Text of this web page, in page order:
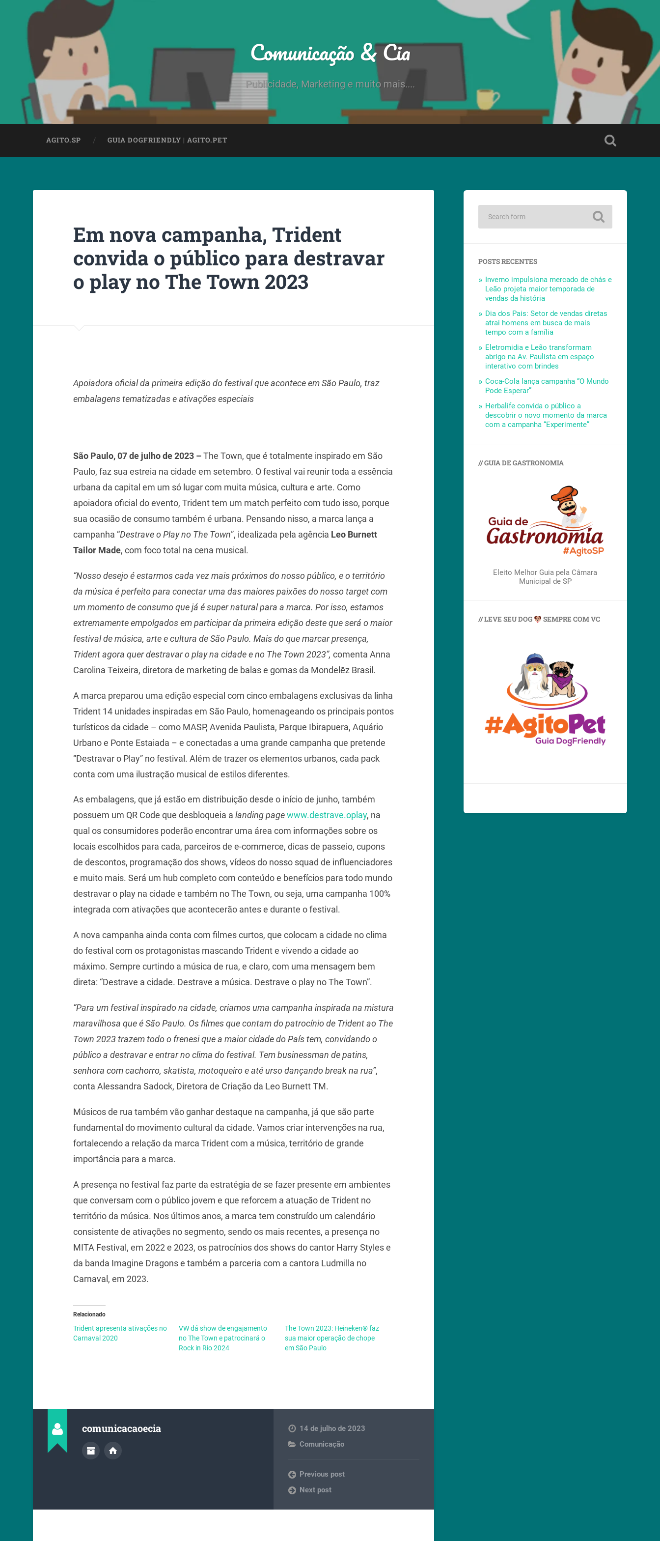
Comunicação & Cia
Publicidade, Marketing e muito mais....
AGITO.SP GUIA DOGFRIENDLY | AGITO.PET
Em nova campanha, Trident
convida o público para destravar
o play no The Town 2023
Apoiadora oficial da primeira edição do festival que acontece em São Paulo, traz
embalagens tematizadas e ativações especiais
São Paulo, 07 de julho de 2023 –The Town, que é totalmente inspirado em São
Paulo, faz sua estreia na cidade em setembro. O festival vai reunir toda a essência
urbana da capital em um só lugar com muita música, cultura e arte. Como
apoiadora oficial do evento, Trident tem um match perfeito com tudo isso, porque
sua ocasião de consumo também é urbana. Pensando nisso, a marca lança a
campanha “Destrave o Play no The Town”, idealizada pela agência Leo Burnett
Tailor Made, com foco total na cena musical.
“Nosso desejo é estarmos cada vez mais próximos do nosso público, e o território
da música é perfeito para conectar uma das maiores paixões do nosso target com
um momento de consumo que já é super natural para a marca. Por isso, estamos
extremamente empolgados em participar da primeira edição deste que será o maior
festival de música, arte e cultura de São Paulo. Mais do que marcar presença,
Trident agora quer destravar o play na cidade e no The Town 2023”, comenta Anna
Carolina Teixeira, diretora de marketing de balas e gomas da Mondelēz Brasil.
A marca preparou uma edição especial com cinco embalagens exclusivas da linha
Trident 14 unidades inspiradas em São Paulo, homenageando os principais pontos
turísticos da cidade – como MASP, Avenida Paulista, Parque Ibirapuera, Aquário
Urbano e Ponte Estaiada – e conectadas a uma grande campanha que pretende
“Destravar o Play” no festival. Além de trazer os elementos urbanos, cada pack
conta com uma ilustração musical de estilos diferentes.
As embalagens, que já estão em distribuição desde o início de junho, também
possuem um QR Code que desbloqueia a landing pagewww.destrave.oplay, na
qual os consumidores poderão encontrar uma área com informações sobre os
locais escolhidos para cada, parceiros de e-commerce, dicas de passeio, cupons
de descontos, programação dos shows, vídeos do nosso squad de influenciadores
e muito mais. Será um hub completo com conteúdo e benefícios para todo mundo
destravar o play na cidade e também no The Town, ou seja, uma campanha 100%
integrada com ativações que acontecerão antes e durante o festival.
A nova campanha ainda conta com filmes curtos, que colocam a cidade no clima
do festival com os protagonistas mascando Trident e vivendo a cidade ao
máximo. Sempre curtindo a música de rua, e claro, com uma mensagem bem
direta: “Destrave a cidade. Destrave a música. Destrave o play no The Town”.
“Para um festival inspirado na cidade, criamos uma campanha inspirada na mistura
maravilhosa que é São Paulo. Os filmes que contam do patrocínio de Trident ao The
Town 2023 trazem todo o frenesi que a maior cidade do País tem, convidando o
público a destravar e entrar no clima do festival. Tem businessman de patins,
senhora com cachorro, skatista, motoqueiro e até urso dançando break na rua”,
conta Alessandra Sadock, Diretora de Criação da Leo Burnett TM.
Músicos de rua também vão ganhar destaque na campanha, já que são parte
fundamental do movimento cultural da cidade. Vamos criar intervenções na rua,
fortalecendo a relação da marca Trident com a música, território de grande
importância para a marca.
A presença no festival faz parte da estratégia de se fazer presente em ambientes
que conversam com o público jovem e que reforcem a atuação de Trident no
território da música. Nos últimos anos, a marca tem construído um calendário
consistente de ativações no segmento, sendo os mais recentes, a presença no
MITA Festival, em 2022 e 2023, os patrocínios dos shows do cantor Harry Styles e
da banda Imagine Dragons e também a parceria com a cantora Ludmilla no
Carnaval, em 2023.
Relacionado
Trident apresenta ativações no
Carnaval 2020
VW dá show de engajamento
no The Town e patrocinará o
Rock in Rio 2024
The Town 2023: Heineken® faz
sua maior operação de chope
em São Paulo
comunicacaoecia
14 de julho de 2023
Comunicação
Previous post
Next post
POSTS RECENTES
Inverno impulsiona mercado de chás e
Leão projeta maior temporada de
vendas da história
Dia dos Pais: Setor de vendas diretas
atrai homens em busca de mais
tempo com a família
Eletromidia e Leão transformam
abrigo na Av. Paulista em espaço
interativo com brindes
Coca-Cola lança campanha “O Mundo
Pode Esperar”
Herbalife convida o público a
descobrir o novo momento da marca
com a campanha “Experimente”
// GUIA DE GASTRONOMIA
Eleito Melhor Guia pela Câmara
Municipal de SP
// LEVE SEU DOG SEMPRE COM VC